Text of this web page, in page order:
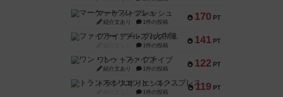
170 PT
マーケットフレッシュ
紹介文あり 1件の投稿
141 PT
ファイアー・ブルズ / 火牛陣
1件の投稿
122 PT
ワン・トゥ・ファイブ
紹介文あり 1件の投稿
119 PT
トランスオリエント・エクスプレス
1件の投稿